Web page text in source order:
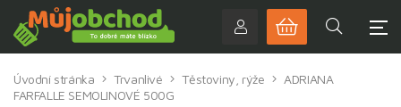
Úvodní stránka Trvanlivé Těstoviny, rýže
ADRIANA
FARFALLE SEMOLINOVÉ 500G